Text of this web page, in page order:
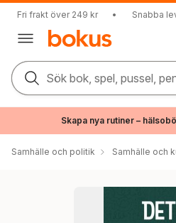
Fri frakt över 249 kr • Snabba
Sök bok, spel, pussel,
Skapa nya rutiner –
Samhälle och politik Samhälle och